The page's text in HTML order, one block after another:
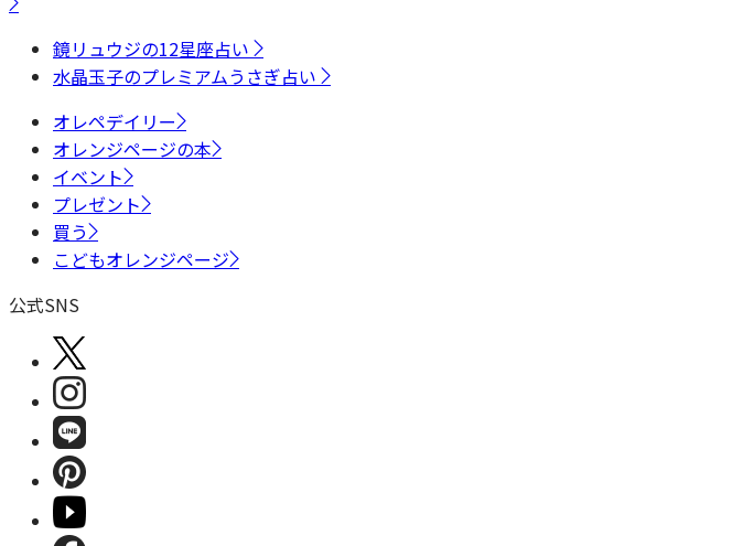
鏡リュウジの12星座占い
水晶玉子のプレミアムうさぎ占い
オレペデイリー
オレンジページの本
イベント
プレゼント
買う
こどもオレンジページ
公式SNS